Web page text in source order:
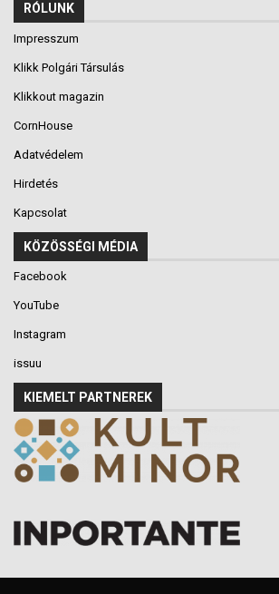
RÓLUNK
Impresszum
Klikk Polgári Társulás
Klikkout magazin
CornHouse
Adatvédelem
Hirdetés
Kapcsolat
KÖZÖSSÉGI MÉDIA
Facebook
YouTube
Instagram
issuu
KIEMELT PARTNEREK